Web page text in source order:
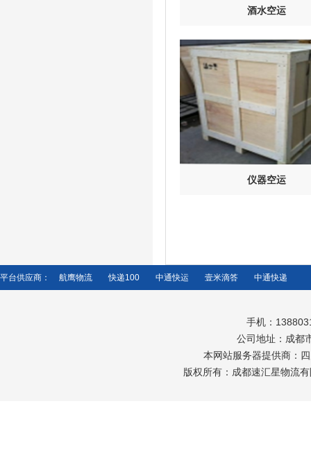
酒水空运
仪器空运
平台供应商： 航鹰物流 快递100 中通快运 壹米滴答 中通快递
手机：
公司地址：成都
本网站服务器提供商：
版权所有：成都速汇星物流